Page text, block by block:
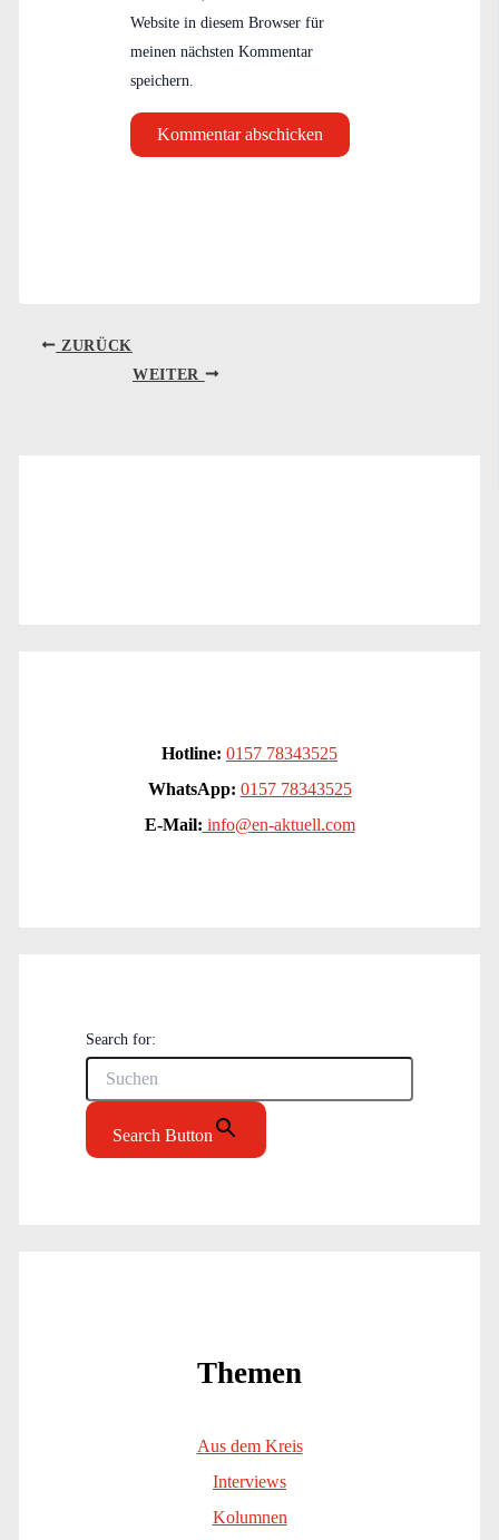
Website in diesem Browser für
meinen nächsten Kommentar
speichern.
ZURÜCK
WEITER
Hotline: 0157 78343525
WhatsApp: 0157 78343525
E-Mail: info@en-aktuell.com
Search for:
Search Button
Themen
Aus dem Kreis
Interviews
Kolumnen